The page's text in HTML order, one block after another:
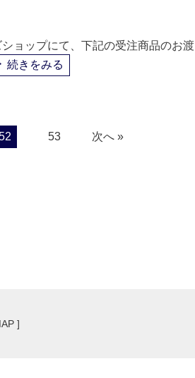
ョップにて、下記の受注商品のお
続きをみる
53 次へ »
]